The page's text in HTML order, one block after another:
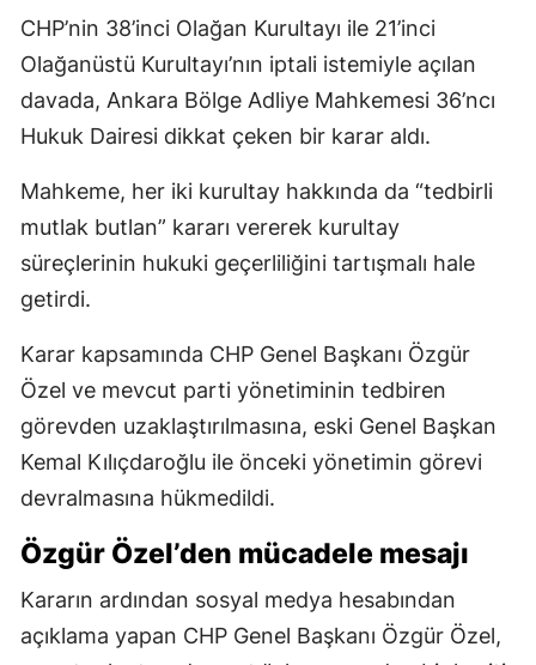
CHP’nin 38’inci Olağan Kurultayı ile 21’inci
Olağanüstü Kurultayı’nın iptali istemiyle açılan
davada, Ankara Bölge Adliye Mahkemesi 36’ncı
Hukuk Dairesi dikkat çeken bir karar aldı.
Mahkeme, her iki kurultay hakkında da “tedbirli
mutlak butlan” kararı vererek kurultay
süreçlerinin hukuki geçerliliğini tartışmalı hale
getirdi.
Karar kapsamında CHP Genel Başkanı Özgür
Özel ve mevcut parti yönetiminin tedbiren
görevden uzaklaştırılmasına, eski Genel Başkan
Kemal Kılıçdaroğlu ile önceki yönetimin görevi
devralmasına hükmedildi.
Özgür Özel’den mücadele mesajı
Kararın ardından sosyal medya hesabından
açıklama yapan CHP Genel Başkanı Özgür Özel,